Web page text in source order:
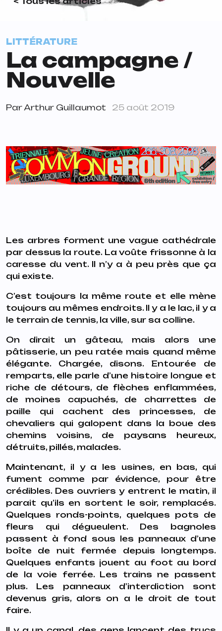
LITTÉRATURE
La campagne /
Nouvelle
ParArthur Guillaumot 25 août 2019
Les arbres forment une vague cathédrale
par dessus la route. La voûte frissonne à la
caresse du vent. Il n’y a à peu près que ça
qui existe.
C’est toujours la même route et elle mène
toujours au mêmes endroits. Il y a le lac, il y a
le terrain de tennis, la ville, sur sa colline.
On dirait un gâteau, mais alors une
pâtisserie, un peu ratée mais quand même
élégante. Chargée, disons. Entourée de
remparts, elle parle d’une histoire longue et
riche de détours, de flèches enflammées,
de moines capuchés, de charrettes de
paille qui cachent des princesses, de
chevaliers qui galopent dans la boue des
chemins voisins, de paysans heureux,
détruits, pillés, malades.
Maintenant, il y a les usines, en bas, qui
fument comme par évidence, pour être
crédibles. Des ouvriers y entrent le matin, il
parait qu’ils en sortent le soir, remplacés.
Quelques ronds-points, quelques pots de
fleurs qui dégueulent. Des bagnoles
passent à fond sous les panneaux d’une
boîte de nuit fermée depuis longtemps.
Quelques enfants jouent au foot au bord
de la voie ferrée. Les trains ne passent
plus. Les panneaux d’interdiction sont
devenus gris, alors on a le droit de tout
faire.